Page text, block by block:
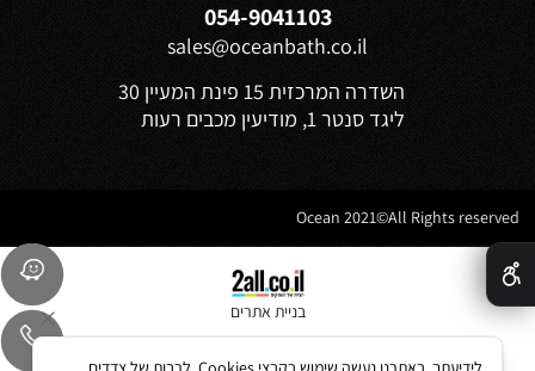
054-9041103
sales@oceanbath.co.il
השדרה המרכזית 15 פינת המעיין 30
ליגד סנטר 1, מודיעין מכבים רעות
בניית אתרים